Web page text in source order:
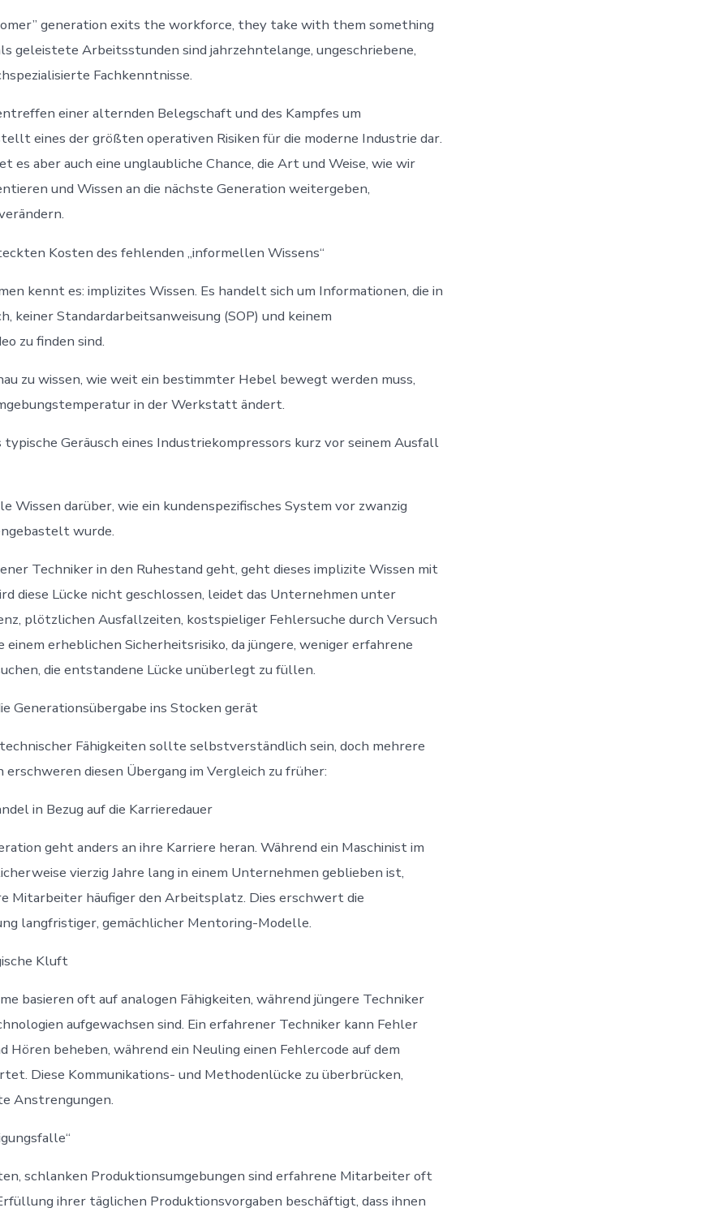
generation exits the workforce, they take with them something
geleistete Arbeitsstunden sind jahrzehntelange, ungeschriebene,
Fachkenntnisse.
einer alternden Belegschaft und des Kampfes um
eines der größten operativen Risiken für die moderne Industrie dar.
es aber auch eine unglaubliche Chance, die Art und Weise, wie wir
und Wissen an die nächste Generation weitergeben,
Kosten des fehlenden „informellen Wissens“
kennt es: implizites Wissen. Es handelt sich um Informationen, die in
keiner Standardarbeitsanweisung (SOP) und keinem
zu finden sind.
zu wissen, wie weit ein bestimmter Hebel bewegt werden muss,
in der Werkstatt ändert.
typische Geräusch eines Industriekompressors kurz vor seinem Ausfall
Wissen darüber, wie ein kundenspezifisches System vor zwanzig
wurde.
Techniker in den Ruhestand geht, geht dieses implizite Wissen mit
diese Lücke nicht geschlossen, leidet das Unternehmen unter
plötzlichen Ausfallzeiten, kostspieliger Fehlersuche durch Versuch
erheblichen Sicherheitsrisiko, da jüngere, weniger erfahrene
die entstandene Lücke unüberlegt zu füllen.
Generationsübergabe ins Stocken gerät
Fähigkeiten sollte selbstverständlich sein, doch mehrere
erschweren diesen Übergang im Vergleich zu früher:
in Bezug auf die Karrieredauer
geht anders an ihre Karriere heran. Während ein Maschinist im
vierzig Jahre lang in einem Unternehmen geblieben ist,
Mitarbeiter häufiger den Arbeitsplatz. Dies erschwert die
langfristiger, gemächlicher Mentoring-Modelle.
Kluft
basieren oft auf analogen Fähigkeiten, während jüngere Techniker
aufgewachsen sind. Ein erfahrener Techniker kann Fehler
Hören beheben, während ein Neuling einen Fehlercode auf dem
Diese Kommunikations- und Methodenlücke zu überbrücken,
Anstrengungen.
schlanken Produktionsumgebungen sind erfahrene Mitarbeiter oft
ihrer täglichen Produktionsvorgaben beschäftigt, dass ihnen